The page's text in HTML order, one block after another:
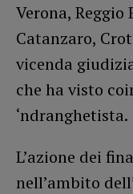
Verona, Reggio
Catanzaro,
vicenda
che ha visto
‘ndranghetista.
L’azione dei
nell’ambito